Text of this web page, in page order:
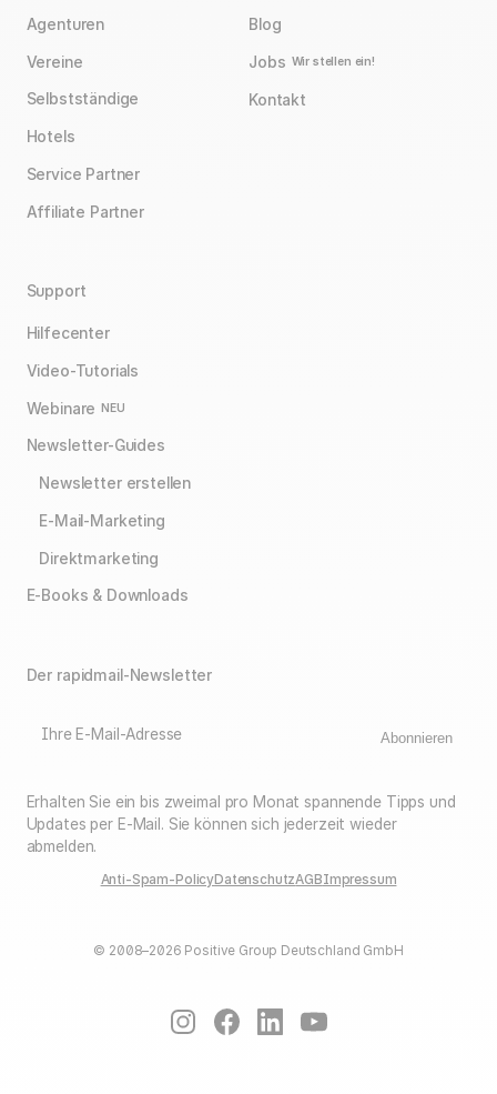
Agenturen
Vereine
Selbstständige
Hotels
Service Partner
Affiliate Partner
Blog
Jobs Wir stellen ein!
Kontakt
Support
Hilfecenter
Video-Tutorials
Webinare NEU
Newsletter-Guides
Newsletter erstellen
E-Mail-Marketing
Direktmarketing
E-Books & Downloads
Der rapidmail-Newsletter
Ihre E-Mail-Adresse Abonnieren
Erhalten Sie ein bis zweimal pro Monat spannende Tipps und
Updates per E-Mail. Sie können sich jederzeit wieder
abmelden.
Anti-Spam-PolicyDatenschutzAGBImpressum
© 2008–2026 Positive Group Deutschland GmbH